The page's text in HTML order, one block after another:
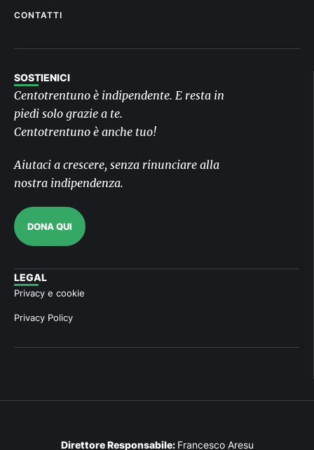
CONTATTI
SOSTIENICI
Centotrentuno è indipendente. E resta in
piedi solo grazie a te.
Centotrentuno è anche tuo!
Aiutaci a crescere, senza rinunciare alla
nostra indipendenza.
DONA QUI
LEGAL
Privacy e cookie
Privacy Policy
Direttore Responsabile: Francesco Aresu